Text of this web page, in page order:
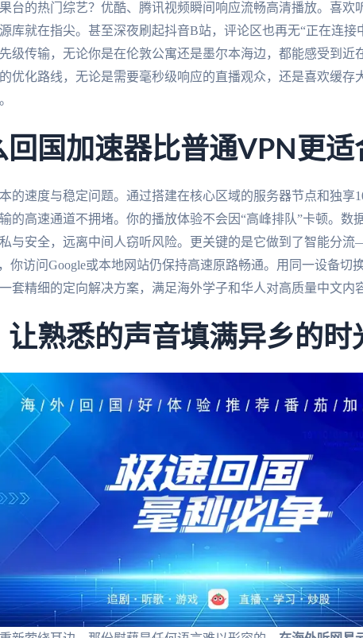
台的热门综艺？优酷、腾讯视频瞬间响应流畅高清播放。喜欢
库就在指尖。甚至深夜刷起抖音B站，评论区也再无“正在连接
级传输，无论你是在伦敦公寓还是墨尔本海边，都能感受到近
优化路线，无论是需要毫秒级响应的直播观众，还是喜欢缓存
回国加速器比普通VPN更适
的速度与稳定问题。通过搭建在核心区域的服务器节点和独享
的高速通道不拥堵。你的播放体验不会因“高峰排队”卡顿。数
与安全，远离中间人窃听风险。更关键的是它做到了智能分
你访问Google或本地网站仍保持高速原路畅通。用同一设备切
套精细的定向解决方案，满足海外学子和华人对高质量中文内
让熟悉的声音填满异乡的时